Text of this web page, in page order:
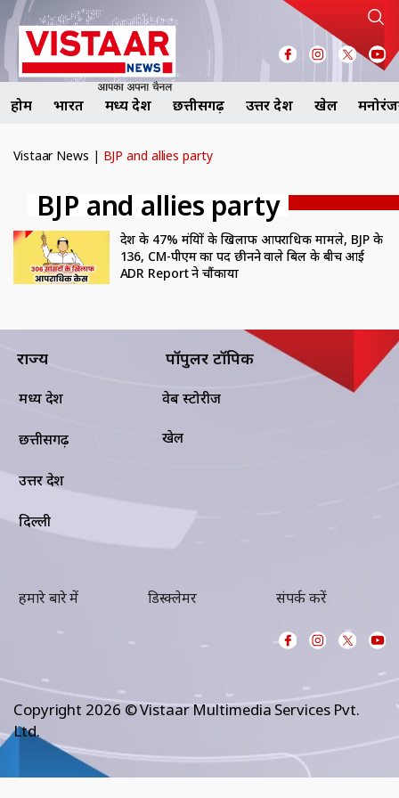
होम भारत मध्य प्रदेश छत्तीसगढ़ उत्तर प्रदेश खेल
Vistaar News | BJP and allies party
BJP and allies party
देश के 47% मंत्रियों के खिलाफ आपराधिक मामले, BJP के
136, CM-पीएम का पद छीनने वाले बिल के बीच आई
ADR Report ने चौंकाया
राज्य
मध्य प्रदेश
छत्तीसगढ़
उत्तर प्रदेश
दिल्ली
पॉपुलर टॉपिक
वेब स्टोरीज
खेल
हमारे बारे में डिस्क्लेमर संपर्क करें
Copyright 2026 © Vistaar Multimedia Services Pvt.
Ltd.